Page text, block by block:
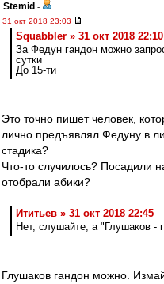
Stemid -
31 окт 2018 23:03
Squabbler » 31 окт 2018 22:10
За Федун гандон можно
сутки
До 15-ти
Это точно пишет человек,
лично предъявлял Федуну в
стадика?
Что-то случилось? Посадили
отобрали абики?
Ититьев » 31 окт 2018 22:45
Нет, слушайте, а "Глушаков -
Глушаков гандон можно.